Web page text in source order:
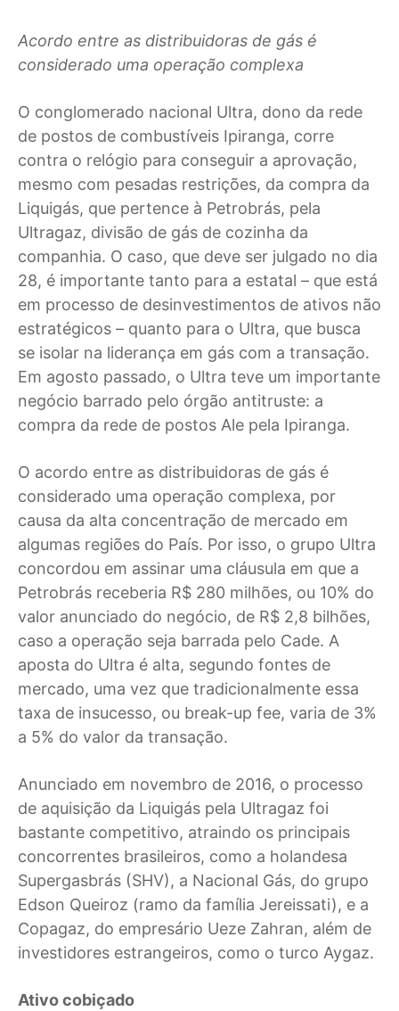
Acordo entre as distribuidoras de gás é
considerado uma operação complexa
O conglomerado nacional Ultra, dono da rede
de postos de combustíveis Ipiranga, corre
contra o relógio para conseguir a aprovação,
mesmo com pesadas restrições, da compra da
Liquigás, que pertence à Petrobrás, pela
Ultragaz, divisão de gás de cozinha da
companhia. O caso, que deve ser julgado no dia
28, é importante tanto para a estatal – que está
em processo de desinvestimentos de ativos não
estratégicos – quanto para o Ultra, que busca
se isolar na liderança em gás com a transação.
Em agosto passado, o Ultra teve um importante
negócio barrado pelo órgão antitruste: a
compra da rede de postos Ale pela Ipiranga.
O acordo entre as distribuidoras de gás é
considerado uma operação complexa, por
causa da alta concentração de mercado em
algumas regiões do País. Por isso, o grupo Ultra
concordou em assinar uma cláusula em que a
Petrobrás receberia R$ 280 milhões, ou 10% do
valor anunciado do negócio, de R$ 2,8 bilhões,
caso a operação seja barrada pelo Cade. A
aposta do Ultra é alta, segundo fontes de
mercado, uma vez que tradicionalmente essa
taxa de insucesso, ou break-up fee, varia de 3%
a 5% do valor da transação.
Anunciado em novembro de 2016, o processo
de aquisição da Liquigás pela Ultragaz foi
bastante competitivo, atraindo os principais
concorrentes brasileiros, como a holandesa
Supergasbrás (SHV), a Nacional Gás, do grupo
Edson Queiroz (ramo da família Jereissati), e a
Copagaz, do empresário Ueze Zahran, além de
investidores estrangeiros, como o turco Aygaz.
Ativo cobiçado